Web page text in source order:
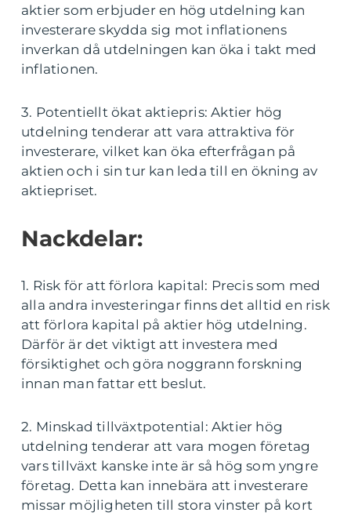
aktier som erbjuder en hög utdelning kan
investerare skydda sig mot inflationens
inverkan då utdelningen kan öka i takt med
inflationen.
3. Potentiellt ökat aktiepris: Aktier hög
utdelning tenderar att vara attraktiva för
investerare, vilket kan öka efterfrågan på
aktien och i sin tur kan leda till en ökning av
aktiepriset.
Nackdelar:
1. Risk för att förlora kapital: Precis som med
alla andra investeringar finns det alltid en risk
att förlora kapital på aktier hög utdelning.
Därför är det viktigt att investera med
försiktighet och göra noggrann forskning
innan man fattar ett beslut.
2. Minskad tillväxtpotential: Aktier hög
utdelning tenderar att vara mogen företag
vars tillväxt kanske inte är så hög som yngre
företag. Detta kan innebära att investerare
missar möjligheten till stora vinster på kort